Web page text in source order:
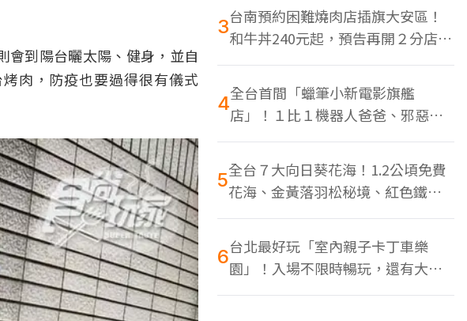
會到陽台曬太陽、健身，並自
肉，防疫也要過得很有儀式
3台南預約困難燒肉店插旗大安區！
和牛丼240元起，預告再開２分店、
地點曝光
4全台首間「蠟筆小新電影旗艦
店」！１比１機器人爸爸、邪惡正
男，百款周邊買翻
5全台７大向日葵花海！1.2公頃免費
花海、金黃落羽松秘境、紅色鐵橋
同框
6台北最好玩「室內親子卡丁車樂
園」！入場不限時暢玩，還有大螢
幕Switch遊戲區